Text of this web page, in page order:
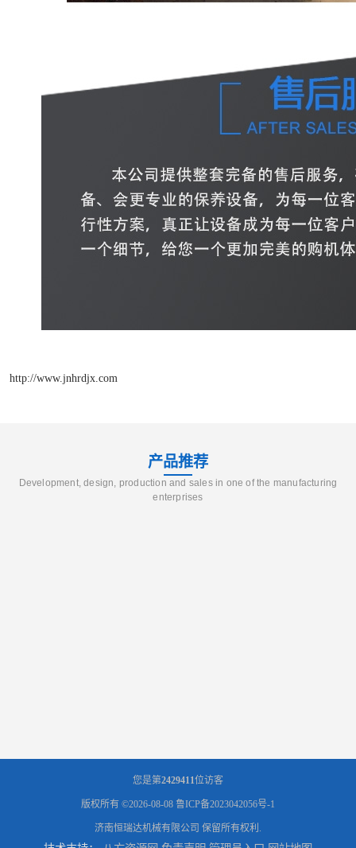
http://www.jnhrdjx.com
产品推荐
Development, design, production and sales in one of the manufacturing
enterprises
您是第2429411位访客
版权所有 ©2026-08-08 鲁ICP备2023042056号-1
济南恒瑞达机械有限公司 保留所有权利.